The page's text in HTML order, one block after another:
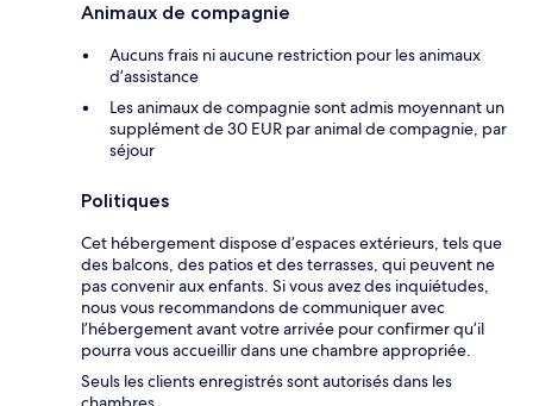
Animaux de compagnie
Aucuns frais ni aucune restriction pour les animaux
d’assistance
Les animaux de compagnie sont admis moyennant un
supplément de 30 EUR par animal de compagnie, par
séjour
Politiques
Cet hébergement dispose d’espaces extérieurs, tels que
des balcons, des patios et des terrasses, qui peuvent ne
pas convenir aux enfants. Si vous avez des inquiétudes,
nous vous recommandons de communiquer avec
l’hébergement avant votre arrivée pour confirmer qu’il
pourra vous accueillir dans une chambre appropriée.
Seuls les clients enregistrés sont autorisés dans les